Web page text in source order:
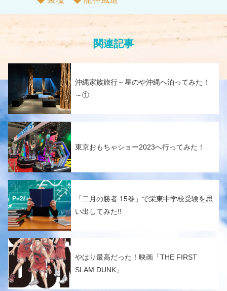
関連記事
沖縄家族旅行～星のや沖縄へ泊ってみた！
～①
東京おもちゃショー2023へ行ってみた！
「二月の勝者 15巻」で栄東中学校受験を思
い出してみた!!
やはり最高だった！映画「THE FIRST
SLAM DUNK」